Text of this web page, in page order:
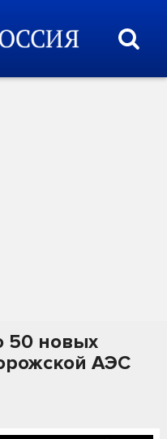
50 новых
АЭС